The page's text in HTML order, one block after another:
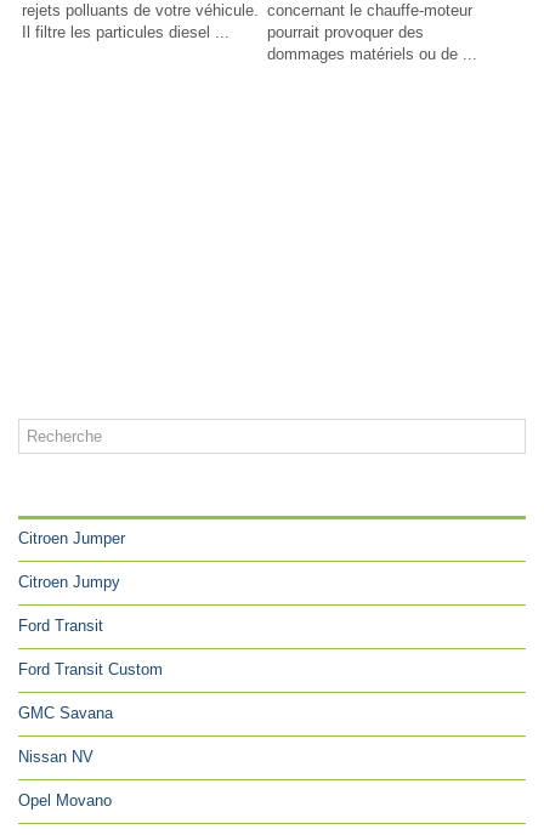
rejets polluants de votre véhicule.
Il filtre les particules diesel ...
concernant le chauffe-moteur
pourrait provoquer des
dommages matériels ou de ...
Citroen Jumper
Citroen Jumpy
Ford Transit
Ford Transit Custom
GMC Savana
Nissan NV
Opel Movano